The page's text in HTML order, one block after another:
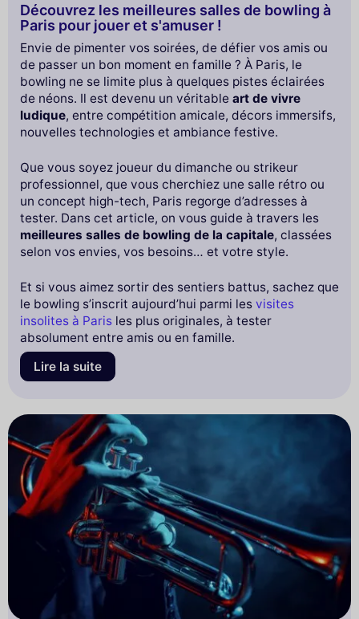
Découvrez les meilleures salles de bowling à
Paris pour jouer et s'amuser !
Envie de pimenter vos soirées, de défier vos amis ou
de passer un bon moment en famille ? À Paris, le
bowling ne se limite plus à quelques pistes éclairées
de néons. Il est devenu un véritable art de vivre
ludique, entre compétition amicale, décors immersifs,
nouvelles technologies et ambiance festive.
Que vous soyez joueur du dimanche ou strikeur
professionnel, que vous cherchiez une salle rétro ou
un concept high-tech, Paris regorge d’adresses à
tester. Dans cet article, on vous guide à travers les
meilleures salles de bowling de la capitale, classées
selon vos envies, vos besoins… et votre style.
Et si vous aimez sortir des sentiers battus, sachez que
le bowling s’inscrit aujourd’hui parmi les visites
insolites à Paris les plus originales, à tester
absolument entre amis ou en famille.
Lire la suite